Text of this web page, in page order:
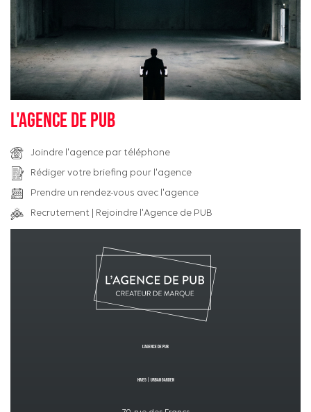
L'agence de pub
Joindre l'agence par téléphone
Rédiger votre briefing pour l'agence
Prendre un rendez-vous avec l'agence
Recrutement | Rejoindre l'Agence de PUB
L’Agence de PUB
Hive5 Urban GardeN